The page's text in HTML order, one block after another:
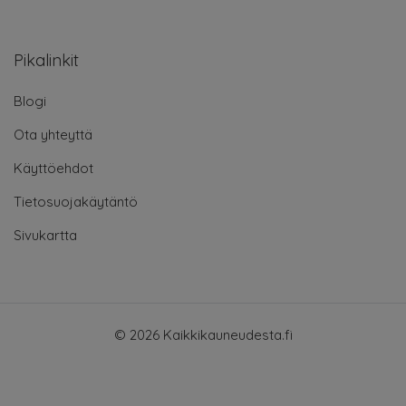
Pikalinkit
Blogi
Ota yhteyttä
Käyttöehdot
Tietosuojakäytäntö
Sivukartta
© 2026 Kaikkikauneudesta.fi